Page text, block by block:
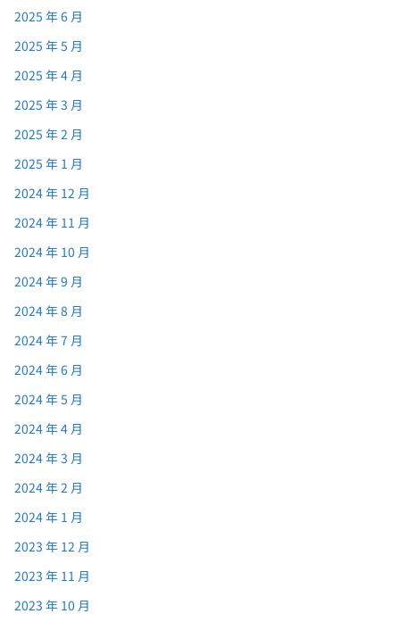
2025 年 6 月
2025 年 5 月
2025 年 4 月
2025 年 3 月
2025 年 2 月
2025 年 1 月
2024 年 12 月
2024 年 11 月
2024 年 10 月
2024 年 9 月
2024 年 8 月
2024 年 7 月
2024 年 6 月
2024 年 5 月
2024 年 4 月
2024 年 3 月
2024 年 2 月
2024 年 1 月
2023 年 12 月
2023 年 11 月
2023 年 10 月